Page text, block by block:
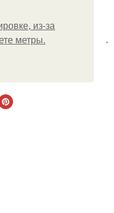
из-за
метры.
.